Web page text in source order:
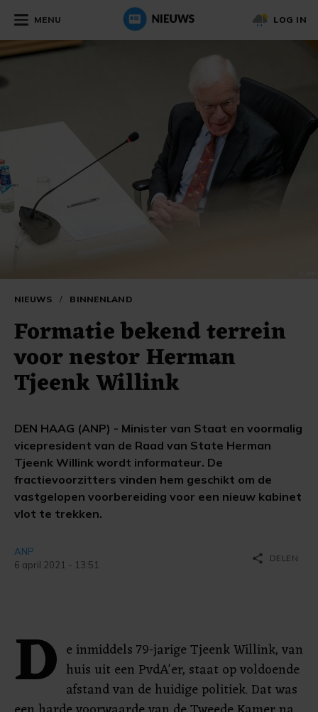
MENU LOG IN
NIEUWS / BINNENLAND
Formatie bekend terrein
voor nestor Herman
Tjeenk Willink
DEN HAAG (ANP) - Minister van Staat en voormalig
vicepresident van de Raad van State Herman
Tjeenk Willink wordt informateur. De
fractievoorzitters vinden hem geschikt om de
vastgelopen voorbereiding voor een nieuw kabinet
vlot te trekken.
ANP
6 april 2021 - 13:51
share DELEN
D e inmiddels 79-jarige Tjeenk Willink, van
huis uit een PvdA'er, staat op voldoende
afstand van de huidige politiek. Dat was